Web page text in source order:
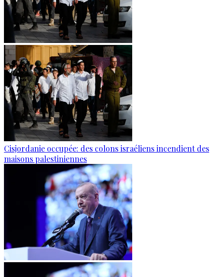
Cisjordanie occupée: des colons israéliens incendient des
maisons palestiniennes